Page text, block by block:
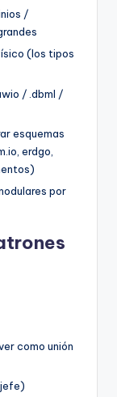
/
(los tipos
/ .dbml /
esquemas
erdgo,
por
como unión